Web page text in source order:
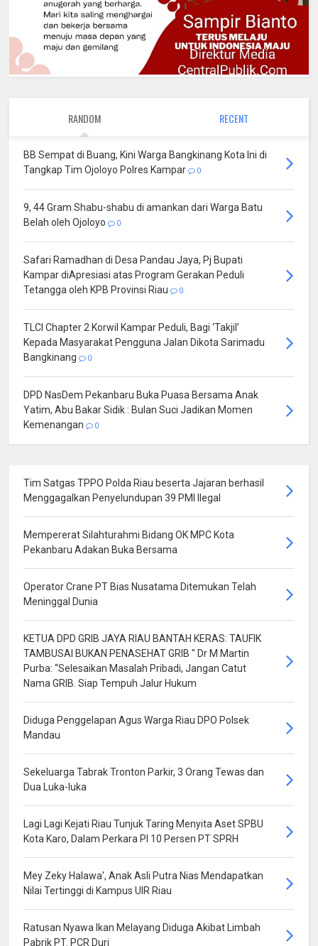
RANDOM RECENT
BB Sempat di Buang, Kini Warga Bangkinang Kota Ini di
Tangkap Tim Ojoloyo Polres Kampar
0
9, 44 Gram Shabu-shabu di amankan dari Warga Batu
Belah oleh Ojoloyo
0
Safari Ramadhan di Desa Pandau Jaya, Pj Bupati
Kampar diApresiasi atas Program Gerakan Peduli
Tetangga oleh KPB Provinsi Riau
0
TLCI Chapter 2 Korwil Kampar Peduli, Bagi ‘Takjil’
Kepada Masyarakat Pengguna Jalan Dikota Sarimadu
Bangkinang
0
DPD NasDem Pekanbaru Buka Puasa Bersama Anak
Yatim, Abu Bakar Sidik : Bulan Suci Jadikan Momen
Kemenangan
0
Tim Satgas TPPO Polda Riau beserta Jajaran berhasil
Menggagalkan Penyelundupan 39 PMI Ilegal
Mempererat Silahturahmi Bidang OK MPC Kota
Pekanbaru Adakan Buka Bersama
Operator Crane PT Bias Nusatama Ditemukan Telah
Meninggal Dunia
KETUA DPD GRIB JAYA RIAU BANTAH KERAS: TAUFIK
TAMBUSAI BUKAN PENASEHAT GRIB " Dr M Martin
Purba: “Selesaikan Masalah Pribadi, Jangan Catut
Nama GRIB. Siap Tempuh Jalur Hukum
Diduga Penggelapan Agus Warga Riau DPO Polsek
Mandau
Sekeluarga Tabrak Tronton Parkir, 3 Orang Tewas dan
Dua Luka-luka
Lagi Lagi Kejati Riau Tunjuk Taring Menyita Aset SPBU
Kota Karo, Dalam Perkara PI 10 Persen PT SPRH
Mey Zeky Halawa', Anak Asli Putra Nias Mendapatkan
Nilai Tertinggi di Kampus UIR Riau
Ratusan Nyawa Ikan Melayang Diduga Akibat Limbah
Pabrik PT. PCR Duri